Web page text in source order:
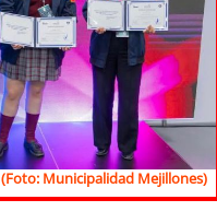
(Foto: Municipalidad Mejillones)